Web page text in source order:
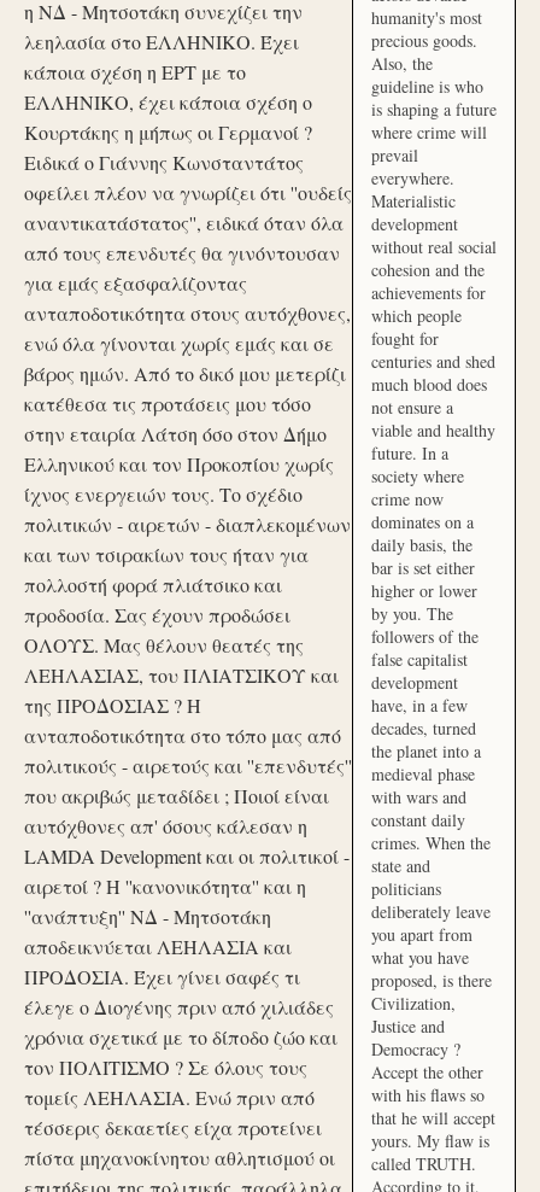
η ΝΔ - Μητσοτάκη συνεχίζει την
λεηλασία στο ΕΛΛΗΝΙΚΟ. Έχει
κάποια σχέση η ΕΡΤ με το
ΕΛΛΗΝΙΚΟ, έχει κάποια σχέση ο
Κουρτάκης η μήπως οι Γερμανοί ?
Ειδικά ο Γιάννης Κωνσταντάτος
οφείλει πλέον να γνωρίζει ότι ''ουδείς
αναντικατάστατος'', ειδικά όταν όλα
από τους επενδυτές θα γινόντουσαν
για εμάς εξασφαλίζοντας
ανταποδοτικότητα στους αυτόχθονες,
ενώ όλα γίνονται χωρίς εμάς και σε
βάρος ημών. Από το δικό μου μετερίζι
κατέθεσα τις προτάσεις μου τόσο
στην εταιρία Λάτση όσο στον Δήμο
Ελληνικού και τον Προκοπίου χωρίς
ίχνος ενεργειών τους. Το σχέδιο
πολιτικών - αιρετών - διαπλεκομένων
και των τσιρακίων τους ήταν για
πολλοστή φορά πλιάτσικο και
προδοσία. Σας έχουν προδώσει
ΟΛΟΥΣ. Μας θέλουν θεατές της
ΛΕΗΛΑΣΙΑΣ, του ΠΛΙΑΤΣΙΚΟΥ και
της ΠΡΟΔΟΣΙΑΣ ? Η
ανταποδοτικότητα στο τόπο μας από
πολιτικούς - αιρετούς και ''επενδυτές''
που ακριβώς μεταδίδει ; Ποιοί είναι
αυτόχθονες απ' όσους κάλεσαν η
LAMDA Development και οι πολιτικοί -
αιρετοί ? Η ''κανονικότητα'' και η
''ανάπτυξη'' ΝΔ - Μητσοτάκη
αποδεικνύεται ΛΕΗΛΑΣΙΑ και
ΠΡΟΔΟΣΙΑ. Έχει γίνει σαφές τι
έλεγε ο Διογένης πριν από χιλιάδες
χρόνια σχετικά με το δίποδο ζώο και
τον ΠΟΛΙΤΙΣΜΟ ? Σε όλους τους
τομείς ΛΕΗΛΑΣΙΑ. Ενώ πριν από
τέσσερις δεκαετίες είχα προτείνει
πίστα μηχανοκίνητου αθλητισμού οι
humanity's most
precious goods.
Also, the
guideline is who
is shaping a future
where crime will
prevail
everywhere.
Materialistic
development
without real social
cohesion and the
achievements for
which people
fought for
centuries and shed
much blood does
not ensure a
viable and healthy
future. In a
society where
crime now
dominates on a
daily basis, the
bar is set either
higher or lower
by you. The
followers of the
false capitalist
development
have, in a few
decades, turned
the planet into a
medieval phase
with wars and
constant daily
crimes. When the
state and
politicians
deliberately leave
you apart from
what you have
proposed, is there
Civilization,
Justice and
Democracy ?
Accept the other
with his flaws so
that he will accept
yours. My flaw is
called TRUTH.
According to it,